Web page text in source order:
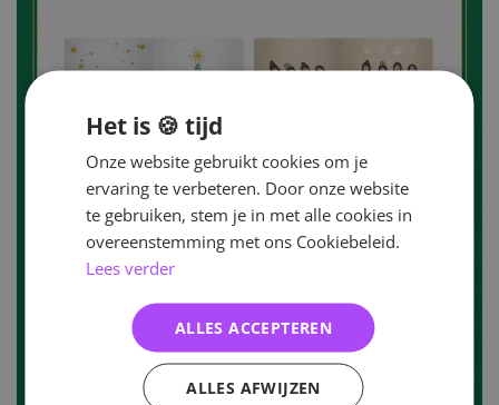
Het is 🍪 tijd
Onze website gebruikt cookies om je
ervaring te verbeteren. Door onze website
te gebruiken, stem je in met alle cookies in
overeenstemming met ons Cookiebeleid.
Lees verder
ALLES ACCEPTEREN
ALLES AFWIJZEN